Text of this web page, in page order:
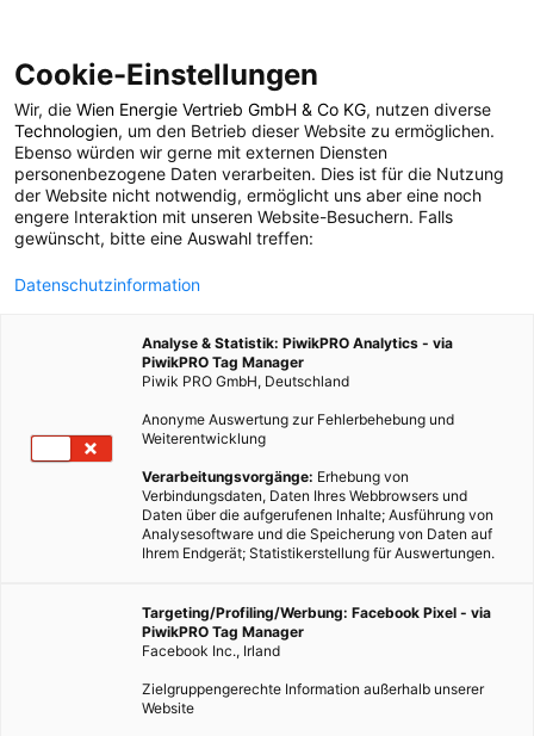
POSTS BY TAG
Schwarmkraftwerk
1 BEITRAG
Cookie-Einstellungen
Wir, die Wien Energie Vertrieb GmbH & Co KG, nutzen diverse
Technologien, um den Betrieb dieser Website zu ermöglichen.
Ebenso würden wir gerne mit externen Diensten
personenbezogene Daten verarbeiten. Dies ist für die Nutzung
der Website nicht notwendig, ermöglicht uns aber eine noch
engere Interaktion mit unseren Website-Besuchern. Falls
gewünscht, bitte eine Auswahl treffen:
Datenschutzinformation
Analyse & Statistik: PiwikPRO Analytics - via
PiwikPRO Tag Manager
Piwik PRO GmbH, Deutschland
Anonyme Auswertung zur Fehlerbehebung und
Weiterentwicklung
Verarbeitungsvorgänge: Erhebung von
Verbindungsdaten, Daten Ihres Webbrowsers und
Daten über die aufgerufenen Inhalte; Ausführung von
Analysesoftware und die Speicherung von Daten auf
Ihrem Endgerät; Statistikerstellung für Auswertungen.
Targeting/Profiling/Werbung: Facebook Pixel - via
PiwikPRO Tag Manager
Facebook Inc., Irland
Zielgruppengerechte Information außerhalb unserer
Website